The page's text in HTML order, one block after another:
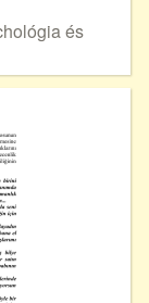
és